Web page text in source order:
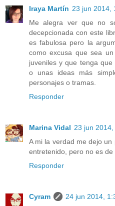
Iraya Martín 23 jun 2014,
Me alegra ver que no
decepcionada con este
es fabulosa pero la
como excusa que sea
juveniles y que tenga
o unas ideas más
personajes o tramas.
Responder
Marina Vidal 23 jun
A mi la verdad me dejo
entretenido, pero no es de
Responder
Cyram
24 jun 2014,